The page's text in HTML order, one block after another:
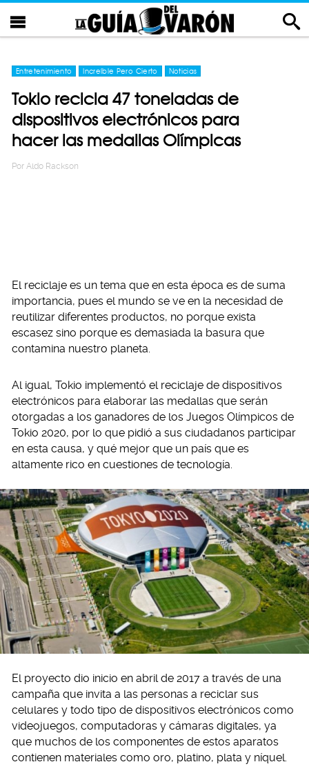
Entretenimiento Increíble Pero Cierto Noticias
Tokio recicla 47 toneladas de
dispositivos electrónicos para
hacer las medallas Olímpicas
Por Aldo Rackson
El reciclaje es un tema que en esta época es de suma
importancia, pues el mundo se ve en la necesidad de
reutilizar diferentes productos, no porque exista
escasez sino porque es demasiada la basura que
contamina nuestro planeta.
Al igual, Tokio implementó el reciclaje de dispositivos
electrónicos para elaborar las medallas que serán
otorgadas a los ganadores de los Juegos Olímpicos de
Tokio 2020, por lo que pidió a sus ciudadanos participar
en esta causa, y qué mejor que un país que es
altamente rico en cuestiones de tecnología.
El proyecto dio inicio en abril de 2017 a través de una
campaña que invita a las personas a reciclar sus
celulares y todo tipo de dispositivos electrónicos como
videojuegos, computadoras y cámaras digitales, ya
que muchos de los componentes de estos aparatos
contienen materiales como oro, platino, plata y níquel.